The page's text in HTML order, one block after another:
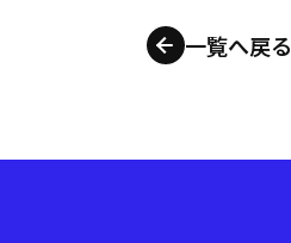
一覧へ戻る